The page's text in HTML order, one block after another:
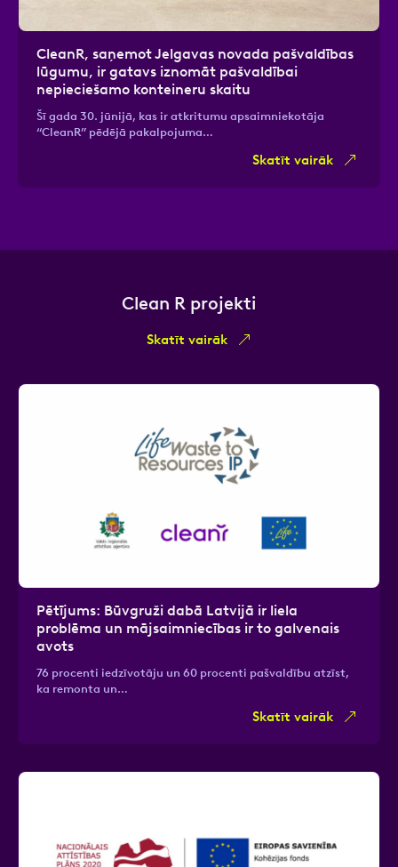
CleanR, saņemot Jelgavas novada pašvaldības
lūgumu, ir gatavs iznomāt pašvaldībai
nepieciešamo konteineru skaitu
Šī gada 30. jūnijā, kas ir atkritumu apsaimniekotāja
“CleanR” pēdējā pakalpojuma…
Skatīt vairāk
Clean R projekti
Skatīt vairāk
Pētījums: Būvgruži dabā Latvijā ir liela
problēma un mājsaimniecības ir to galvenais
avots
76 procenti iedzīvotāju un 60 procenti pašvaldību atzīst,
ka remonta un…
Skatīt vairāk